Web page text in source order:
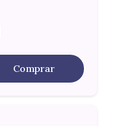
Comprar